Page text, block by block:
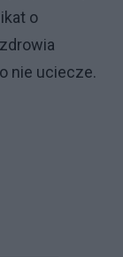
o
nie uciecze.